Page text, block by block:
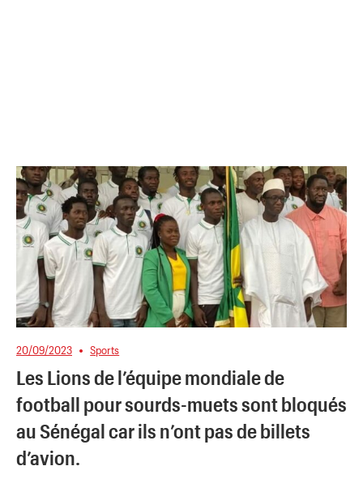
20/09/2023 Sports
Les Lions de l’équipe mondiale de
football pour sourds-muets sont bloqués
au Sénégal car ils n’ont pas de billets
d’avion.